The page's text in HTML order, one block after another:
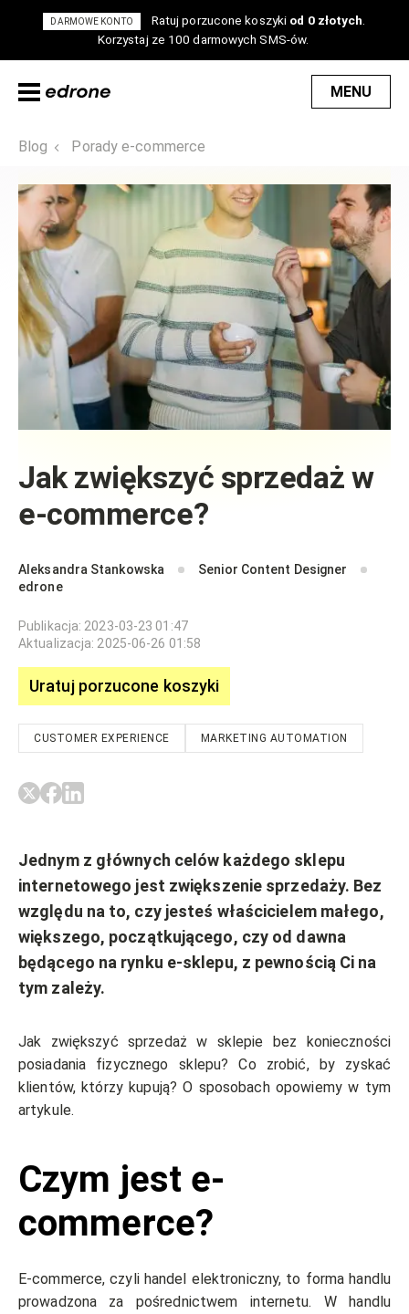
DARMOWE KONTO Ratuj porzucone koszyki od 0 złotych
Korzystaj ze 100 darmowych SMS-ów.
MENU
Blog Porady e-commerce
Jak zwiększyć sprzedaż w
e-commerce?
Aleksandra Stankowska
Senior Content Designer
edrone
Publikacja: 2023-03-23 01:47
Aktualizacja: 2025-06-26 01:58
Uratuj porzucone koszyki
CUSTOMER EXPERIENCE MARKETING AUTOMATION
Jednym z głównych celów każdego sklepu
internetowego jest zwiększenie sprzedaży. Bez
względu na to, czy jesteś właścicielem małego,
większego, początkującego, czy od dawna
będącego na rynku e-sklepu, z pewnością Ci na
tym zależy.
Jak zwiększyć sprzedaż w sklepie bez konieczności
posiadania fizycznego sklepu? Co zrobić, by zyskać
klientów, którzy kupują? O sposobach opowiemy w tym
artykule.
Czym jest e-
commerce?
E-commerce, czyli handel elektroniczny, to forma handlu
prowadzona za pośrednictwem internetu. W handlu